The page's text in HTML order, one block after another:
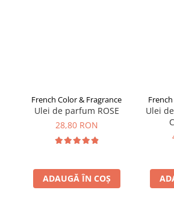
French Color & Fragrance
Ulei de parfum ROSE
28,80 RON
ADAUGĂ ÎN COȘ
Ulei